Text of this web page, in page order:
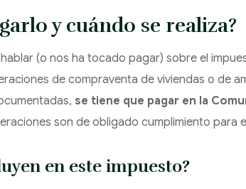
y cuándo se realiza?
(o nos ha tocado pagar) sobre el
de compraventa de viviendas o de
se tiene que pagar en la
son de obligado cumplimiento para
en este impuesto?